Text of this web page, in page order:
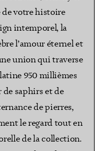
de votre histoire
intemporel, la
l’amour éternel et
union qui traverse
950 millièmes
de saphirs et de
de pierres,
le regard tout en
de la collection.